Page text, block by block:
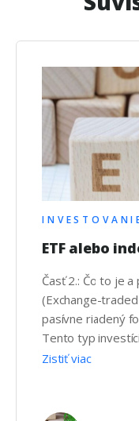
ETF alebo
Časť 2.: Čo to je
(Exchange-
pasívne riadený
Tento typ
investorov. Prvý
sa nachádzajú
Zistiť viac